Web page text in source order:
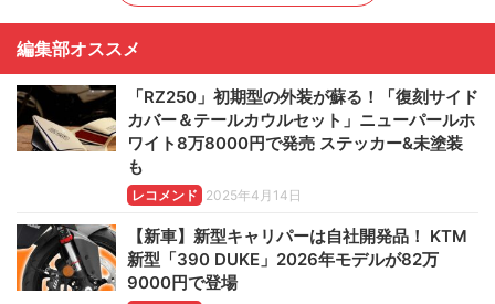
編集部オススメ
「RZ250」初期型の外装が蘇る！「復刻サイド
カバー＆テールカウルセット」ニューパールホ
ワイト8万8000円で発売 ステッカー&未塗装
も
レコメンド 2025年4月14日
【新車】新型キャリパーは自社開発品！ KTM
新型「390 DUKE」2026年モデルが82万
9000円で登場